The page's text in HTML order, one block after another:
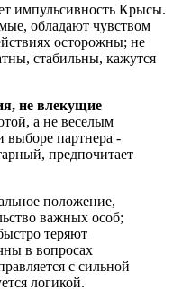
импульсивность Крысы.
обладают чувством
осторожны; не
стабильны, кажутся
не влекущие
а не веселым
выборе партнера -
предпочитает
положение,
важных особ;
теряют
в вопросах
с сильной
логикой.